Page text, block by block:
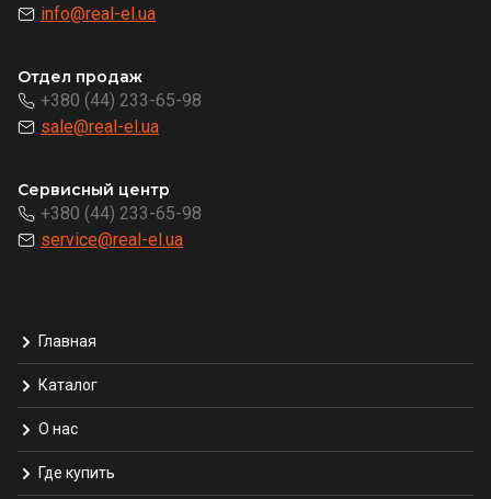
info@real-el.ua
Отдел продаж
+380 (44) 233-65-98
sale@real-el.ua
Сервисный центр
+380 (44) 233-65-98
service@real-el.ua
Главная
Каталог
О нас
Где купить